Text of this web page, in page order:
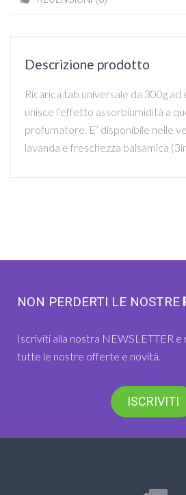
Descrizione prodotto
Ricarica tab universale da 300g
unisce l’effetto assorbiumidità a
profumatore. E’ disponibile nelle
lavanda e freschezza balsamica
NON PERDERTI LE NOSTRE
Iscriviti alla nostra NEWSLETTER e
tutte le nostre offerte e novità.
ISCRIVITI